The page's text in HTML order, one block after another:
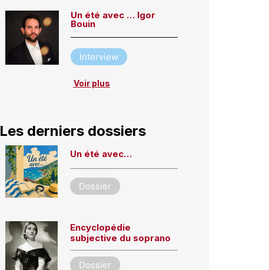
Un été avec … Igor
Bouin
Interview
Voir plus
Les derniers dossiers
Un été avec…
Dossier
Encyclopédie
subjective du soprano
Dossier